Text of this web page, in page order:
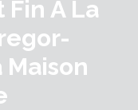
À La
Maison